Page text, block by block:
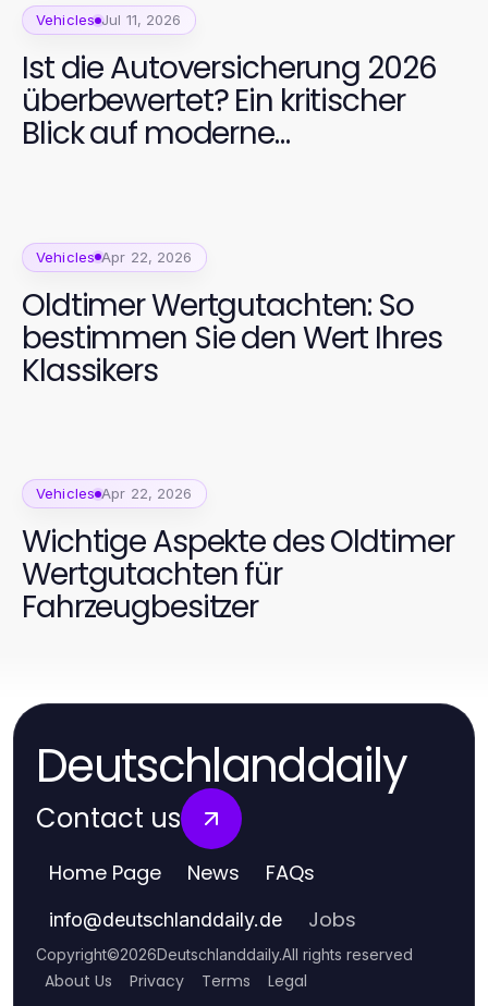
Vehicles Jul 11, 2026
Ist die Autoversicherung 2026
überbewertet? Ein kritischer
Blick auf moderne
Vehicles Apr 22, 2026
Oldtimer Wertgutachten: So
bestimmen Sie den Wert Ihres
Klassikers
Vehicles Apr 22, 2026
Wichtige Aspekte des Oldtimer
Wertgutachten für
Fahrzeugbesitzer
Deutschlanddaily
Contact us
Home Page News FAQs
info@deutschlanddaily.de Jobs
Copyright©2026Deutschlanddaily.All rights reserved
About Us Privacy Terms Legal